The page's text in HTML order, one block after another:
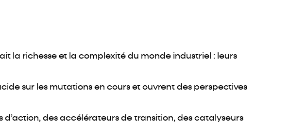
la richesse et la complexité du monde industriel : leurs
sur les mutations en cours et ouvrent des perspectives
des accélérateurs de transition, des catalyseurs